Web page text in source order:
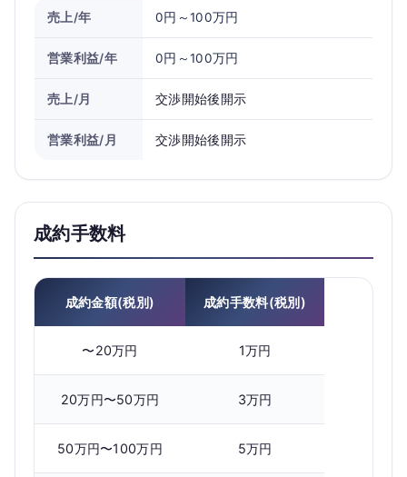
売上/年 0円～100万円
営業利益/年 0円～100万円
売上/月 交渉開始後開示
営業利益/月 交渉開始後開示
成約手数料
成約金額(税別) 成約手数料(税別)
〜20万円 1万円
20万円〜50万円 3万円
50万円〜100万円 5万円